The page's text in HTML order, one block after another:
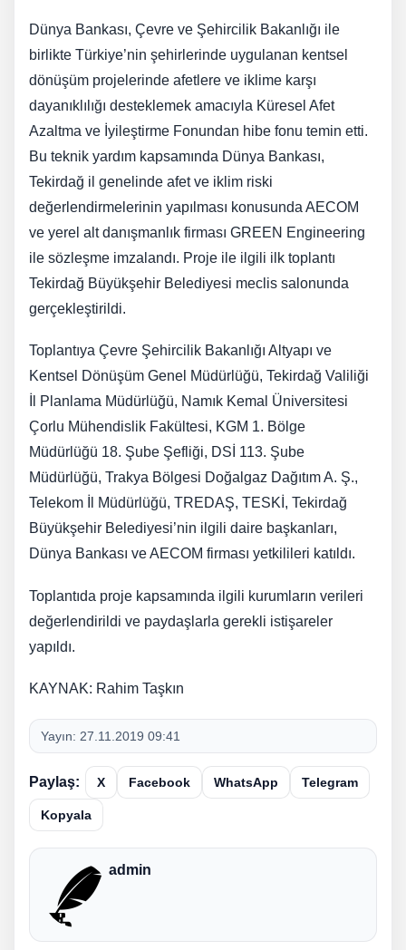
Dünya Bankası, Çevre ve Şehircilik Bakanlığı ile
birlikte Türkiye’nin şehirlerinde uygulanan kentsel
dönüşüm projelerinde afetlere ve iklime karşı
dayanıklılığı desteklemek amacıyla Küresel Afet
Azaltma ve İyileştirme Fonundan hibe fonu temin etti.
Bu teknik yardım kapsamında Dünya Bankası,
Tekirdağ il genelinde afet ve iklim riski
değerlendirmelerinin yapılması konusunda AECOM
ve yerel alt danışmanlık firması GREEN Engineering
ile sözleşme imzalandı. Proje ile ilgili ilk toplantı
Tekirdağ Büyükşehir Belediyesi meclis salonunda
gerçekleştirildi.
Toplantıya Çevre Şehircilik Bakanlığı Altyapı ve
Kentsel Dönüşüm Genel Müdürlüğü, Tekirdağ Valiliği
İl Planlama Müdürlüğü, Namık Kemal Üniversitesi
Çorlu Mühendislik Fakültesi, KGM 1. Bölge
Müdürlüğü 18. Şube Şefliği, DSİ 113. Şube
Müdürlüğü, Trakya Bölgesi Doğalgaz Dağıtım A. Ş.,
Telekom İl Müdürlüğü, TREDAŞ, TESKİ, Tekirdağ
Büyükşehir Belediyesi’nin ilgili daire başkanları,
Dünya Bankası ve AECOM firması yetkilileri katıldı.
Toplantıda proje kapsamında ilgili kurumların verileri
değerlendirildi ve paydaşlarla gerekli istişareler
yapıldı.
KAYNAK: Rahim Taşkın
Yayın: 27.11.2019 09:41
Paylaş: X Facebook WhatsApp Telegram
Kopyala
admin